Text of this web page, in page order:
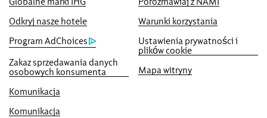
Odkryj nasze hotele
Warunki korzystania
Program AdChoices
Ustawienia prywatności i
plików cookie
Zakaz sprzedawania danych
osobowych konsumenta
Mapa witryny
Komunikacja
Komunikacja
Rewards, do maksymalnej liczby 40,000-
punktów.
Gwarancja rezerwacji online
Gwarantujemy dostępność pokoju
Bez prowizji za rezerwację!
Nie pobieramy opłata za bezpośrednie
rezerwacje.